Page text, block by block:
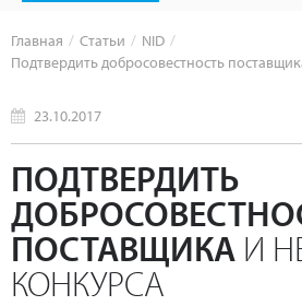
Главная Статьи
NID
Подтвердить добросовестность
23.10.2017
ПОДТВЕРДИТЬ
ПОСТАВЩИКА И
КОНКУРСА